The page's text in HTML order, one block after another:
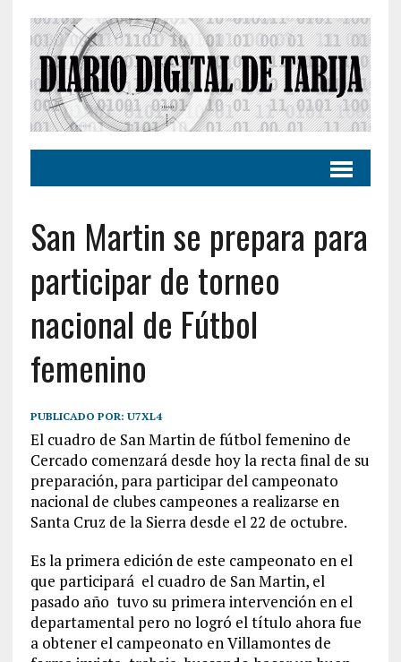
San Martin se prepara para
participar de torneo
nacional de Fútbol
femenino
PUBLICADO POR: U7XL4
El cuadro de San Martin de fútbol femenino de
Cercado comenzará desde hoy la recta final de su
preparación, para participar del campeonato
nacional de clubes campeones a realizarse en
Santa Cruz de la Sierra desde el 22 de octubre.
Es la primera edición de este campeonato en el
que participará el cuadro de San Martin, el
pasado año tuvo su primera intervención en el
departamental pero no logró el título ahora fue
a obtener el campeonato en Villamontes de